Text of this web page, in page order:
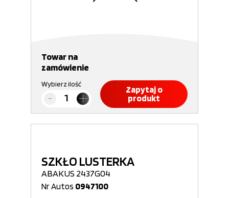
Towar na
zamówienie
Wybierz ilość
Zapytaj o
produkt
SZKŁO LUSTERKA
ABAKUS 2437G04
Nr Autos 0947100